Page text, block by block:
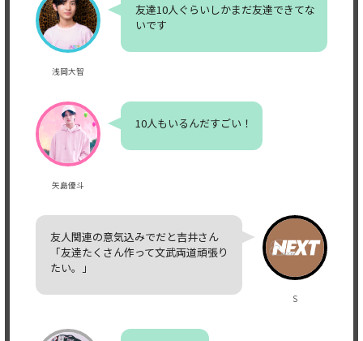
浅岡大智
友達10人ぐらいしかまだ友達できてな
いです
矢島優斗
10人もいるんだすごい！
S
友人関連の意気込みでだと吉井さん
「友達たくさん作って文武両道頑張り
たい。」